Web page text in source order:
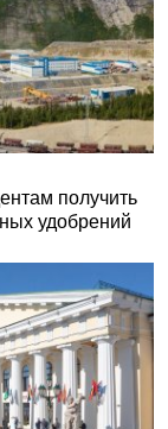
получить
удобрений